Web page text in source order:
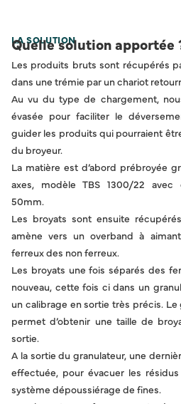
LA SOLUTION
Quelle solution apportée
Les produits bruts sont récupérés
dans une trémie par un chariot
Au vu du type de chargement,
évasée pour faciliter le
guider les produits qui pourraient
du broyeur.
La matière est d’abord prébroyée
axes, modèle TBS 1300/22 avec
50mm.
Les broyats sont ensuite
amène vers un overband à
ferreux des non ferreux.
Les broyats une fois séparés des
nouveau, cette fois ci dans un
un calibrage en sortie très précis.
permet d’obtenir une taille de
sortie.
A la sortie du granulateur, une
effectuée, pour évacuer les résidus
système dépoussiérage de fines.